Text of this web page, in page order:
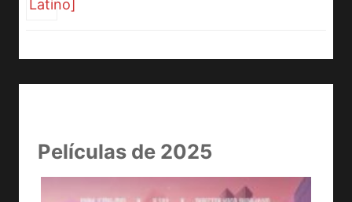
Películas de 2025